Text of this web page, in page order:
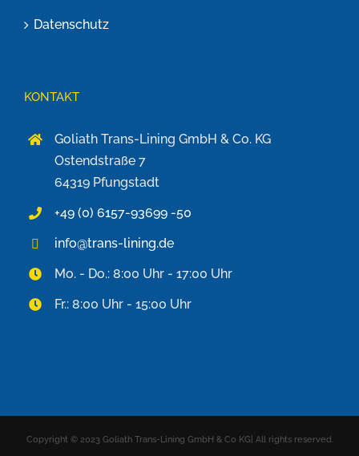
Datenschutz
KONTAKT
Goliath Trans-Lining GmbH & Co. KG
Ostendstraße 7
64319 Pfungstadt
+49 (0) 6157-93699 -50
info@trans-lining.de
Mo. - Do.: 8:00 Uhr - 17:00 Uhr
Fr.: 8:00 Uhr - 15:00 Uhr
Copyright © 2023 Goliath Trans-Lining GmbH & Co KG| All rights reserved.